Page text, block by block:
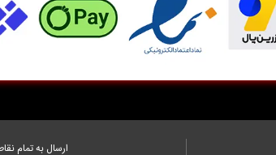
ارسال به تمام